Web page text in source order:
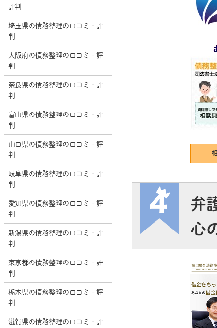
弁
心
評判
埼玉県の債務整理の口コミ・評
判
大阪府の債務整理の口コミ・評
判
奈良県の債務整理の口コミ・評
判
富山県の債務整理の口コミ・評
判
山口県の債務整理の口コミ・評
判
岐阜県の債務整理の口コミ・評
判
愛知県の債務整理の口コミ・評
判
新潟県の債務整理の口コミ・評
判
東京都の債務整理の口コミ・評
判
栃木県の債務整理の口コミ・評
判
滋賀県の債務整理の口コミ・評